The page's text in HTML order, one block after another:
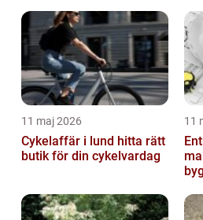
11 maj 2026
Cykelaffär i lund hitta rätt
butik för din cykelvardag
11